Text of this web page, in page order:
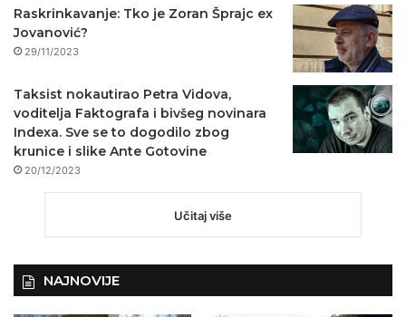
Raskrinkavanje: Tko je Zoran Šprajc ex
Jovanović?
29/11/2023
Taksist nokautirao Petra Vidova,
voditelja Faktografa i bivšeg novinara
Indexa. Sve se to dogodilo zbog
krunice i slike Ante Gotovine
20/12/2023
Učitaj više
NAJNOVIJE